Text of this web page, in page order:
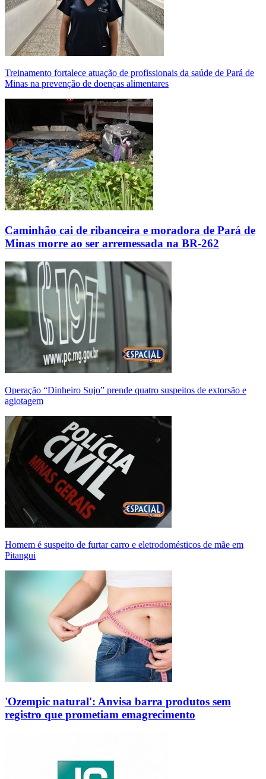
Treinamento fortalece atuação de profissionais da saúde de Pará de
Minas na prevenção de doenças alimentares
Caminhão cai de ribanceira e moradora de Pará de
Minas morre ao ser arremessada na BR-262
Operação “Dinheiro Sujo” prende quatro suspeitos de extorsão e
agiotagem
Homem é suspeito de furtar carro e eletrodomésticos de mãe em
Pitangui
'Ozempic natural': Anvisa barra produtos sem
registro que prometiam emagrecimento